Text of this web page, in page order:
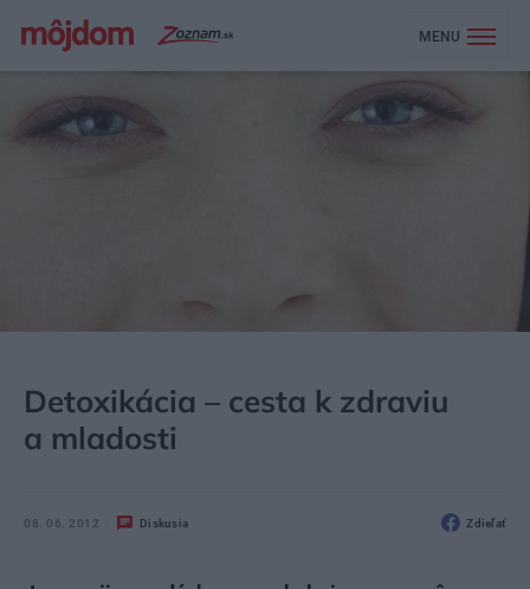
MENU
Detoxikácia – cesta k zdraviu
a mladosti
08. 06. 2012 Diskusia Zdieľať